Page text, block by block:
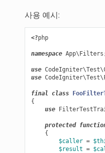
사용 예시:
<?php
namespace App\Filters
use
use
final class
{
use
protected
{
$caller =
$result =